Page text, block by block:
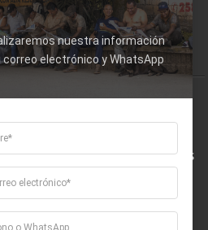
por Corporación Mi
unaLicencia Creative Commons
4.0 Internacional
nuestra información
correo electrónico y WhatsApp